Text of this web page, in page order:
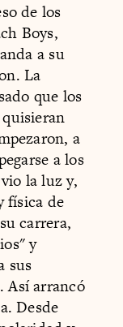
de los
Boys,
a su
La
que los
a
a los
la luz y,
física de
carrera,
y
sus
Así arrancó
Desde